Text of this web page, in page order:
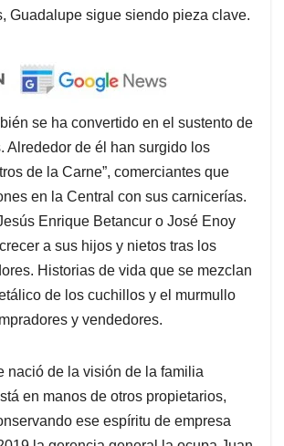
Guadalupe sigue siendo pieza clave.
se ha convertido en el sustento de
Alrededor de él han surgido los
de la Carne”, comerciantes que
en la Central con sus carnicerías.
Enrique Betancur o José Enoy
a sus hijos y nietos tras los
Historias de vida que se mezclan
de los cuchillos y el murmullo
y vendedores.
nació de la visión de la familia
en manos de otros propietarios,
ese espíritu de empresa